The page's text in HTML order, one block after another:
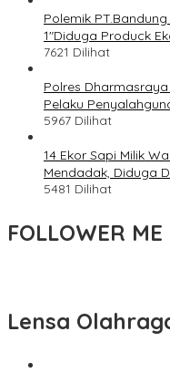
Polemik
1″Diduga Produck
7621 Dilihat
Polres
Pelaku
5967 Dilihat
14 Ekor Sapi Milik
Mendadak, Diduga
5481 Dilihat
FOLLOWER ME
Lensa